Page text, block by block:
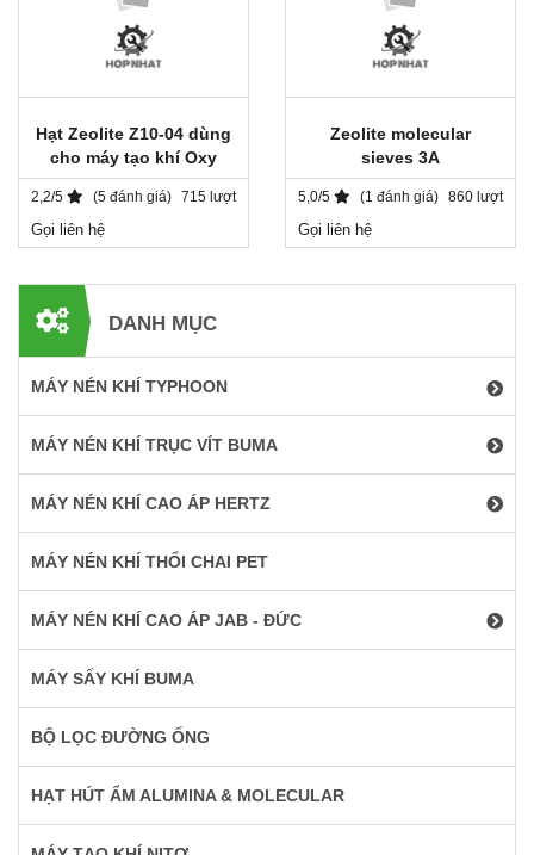
Hạt Zeolite Z10-04 dùng
cho máy tạo khí Oxy
2,2/5 (5 đánh giá) 715 lượt
Gọi liên hệ
Zeolite molecular
sieves 3A
5,0/5 (1 đánh giá) 860 lượt
Gọi liên hệ
DANH MỤC
MÁY NÉN KHÍ TYPHOON
MÁY NÉN KHÍ TRỤC VÍT BUMA
MÁY NÉN KHÍ CAO ÁP HERTZ
MÁY NÉN KHÍ THỔI CHAI PET
MÁY NÉN KHÍ CAO ÁP JAB - ĐỨC
MÁY SẤY KHÍ BUMA
BỘ LỌC ĐƯỜNG ỐNG
HẠT HÚT ẨM ALUMINA & MOLECULAR